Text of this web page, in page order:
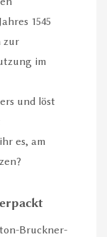
1545
zur
im
und löst
es, am
Bruckner-